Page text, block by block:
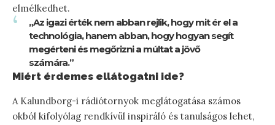
elmélkedhet.
„Az igazi érték nem abban rejlik, hogy mit ér el a
technológia, hanem abban, hogy hogyan segít
megérteni és megőrizni a múltat a jövő
számára.”
Miért érdemes ellátogatni ide?
A Kalundborg-i rádiótornyok meglátogatása számos
okból kifolyólag rendkívül inspiráló és tanulságos lehet,